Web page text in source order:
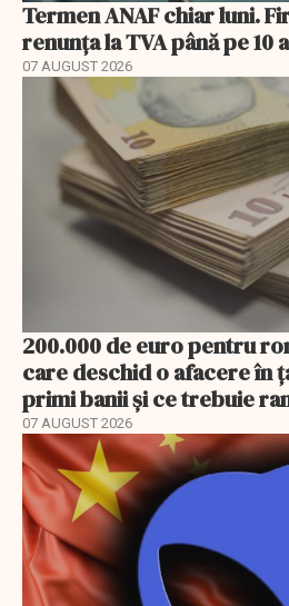
Termen ANAF chiar luni.
renunța la TVA până pe 10
07 AUGUST 2026
200.000 de euro pentru
care deschid o afacere în
primi banii și ce trebuie
07 AUGUST 2026